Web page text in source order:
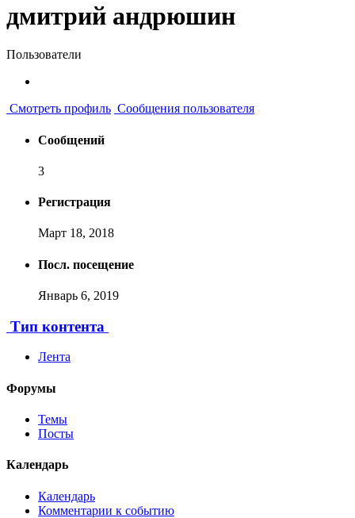
дмитрий андрюшин
Пользователи
Смотреть профиль Сообщения пользователя
Сообщений
3
Регистрация
Март 18, 2018
Посл. посещение
Январь 6, 2019
Тип контента
Лента
Форумы
Темы
Посты
Календарь
Календарь
Комментарии к событию